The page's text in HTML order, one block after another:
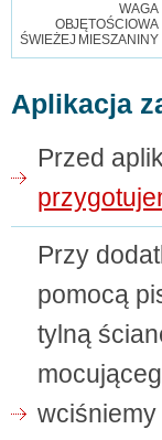
WAGA
OBJĘTOŚCIOWA
ŚWIEŻEJ MIESZANINY
Aplikacja
Przed
Przy
pomocą
tylną